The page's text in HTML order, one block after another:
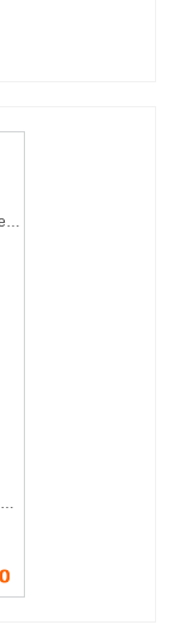
Plecak skórzany pojemny kieszenie wygodny kolorowy zero waste OLIVKA
Naszyjnik drewniano- szklany pendrive 32GB dla fanów Zero Waste